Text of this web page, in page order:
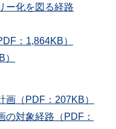
ー化を図る経路
：1,864KB）
画（PDF：207KB）
の対象経路（PDF：